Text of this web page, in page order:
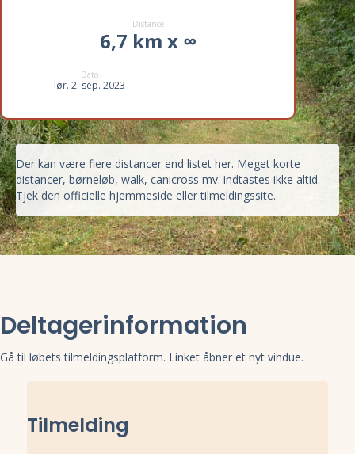
Distance
6,7 km x ∞
Dato
lør. 2. sep. 2023
Der kan være flere distancer end listet her. Meget korte
distancer, børneløb, walk, canicross mv. indtastes ikke altid.
Tjek den officielle hjemmeside eller tilmeldingssite.
Deltagerinformation
Gå til løbets tilmeldingsplatform. Linket åbner et nyt vindue.
Tilmelding